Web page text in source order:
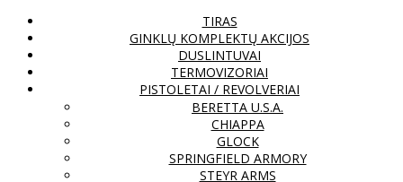
TIRAS
GINKLŲ KOMPLEKTŲ AKCIJOS
DUSLINTUVAI
TERMOVIZORIAI
PISTOLETAI / REVOLVERIAI
BERETTA U.S.A.
CHIAPPA
GLOCK
SPRINGFIELD ARMORY
STEYR ARMS